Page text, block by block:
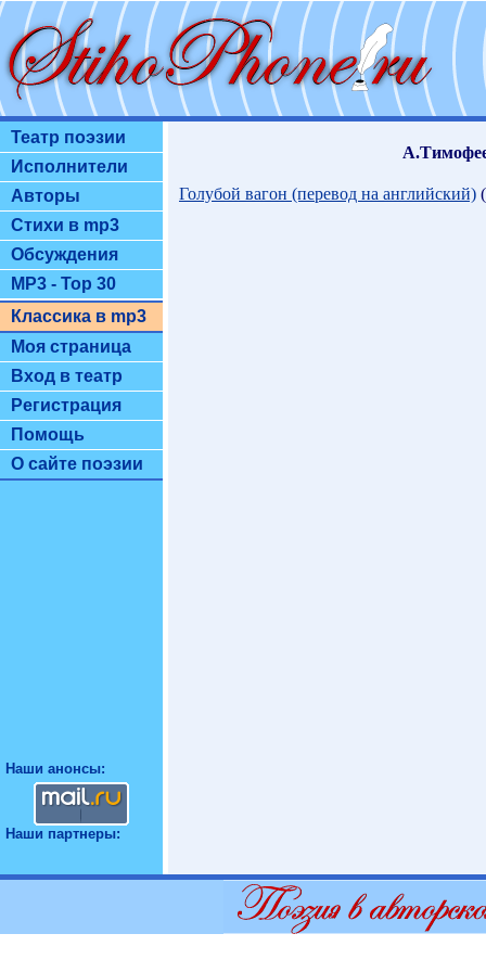
Театр поэзии
Исполнители
Авторы
Стихи в mp3
Обсуждения
MP3 - Top 30
Классика в mp3
Моя страница
Вход в театр
Регистрация
Помощь
О сайте поэзии
Наши анонсы:
Наши партнеры:
Голубой вагон (перевод на английский) (